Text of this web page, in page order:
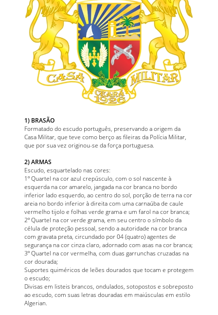
1) BRASÃO
Formatado do escudo português, preservando a origem da
Casa Militar, que teve como berço as fileiras da Polícia Militar,
que por sua vez originou-se da força portuguesa.
2) ARMAS
Escudo, esquartelado nas cores:
1º Quartel na cor azul crepúsculo, com o sol nascente à
esquerda na cor amarelo, jangada na cor branca no bordo
inferior lado esquerdo, ao centro do sol, porção de terra na cor
areia no bordo inferior à direita com uma carnaúba de caule
vermelho tijolo e folhas verde grama e um farol na cor branca;
2º Quartel na cor verde grama, em seu centro o símbolo da
célula de proteção pessoal, sendo a autoridade na cor branca
com gravata preta, circundado por 04 (quatro) agentes de
segurança na cor cinza claro, adornado com asas na cor branca;
3º Quartel na cor vermelha, com duas garrunchas cruzadas na
cor dourada;
Suportes quiméricos de leões dourados que tocam e protegem
o escudo;
Divisas em listeis brancos, ondulados, sotopostos e sobreposto
ao escudo, com suas letras douradas em maiúsculas em estilo
Algerian.